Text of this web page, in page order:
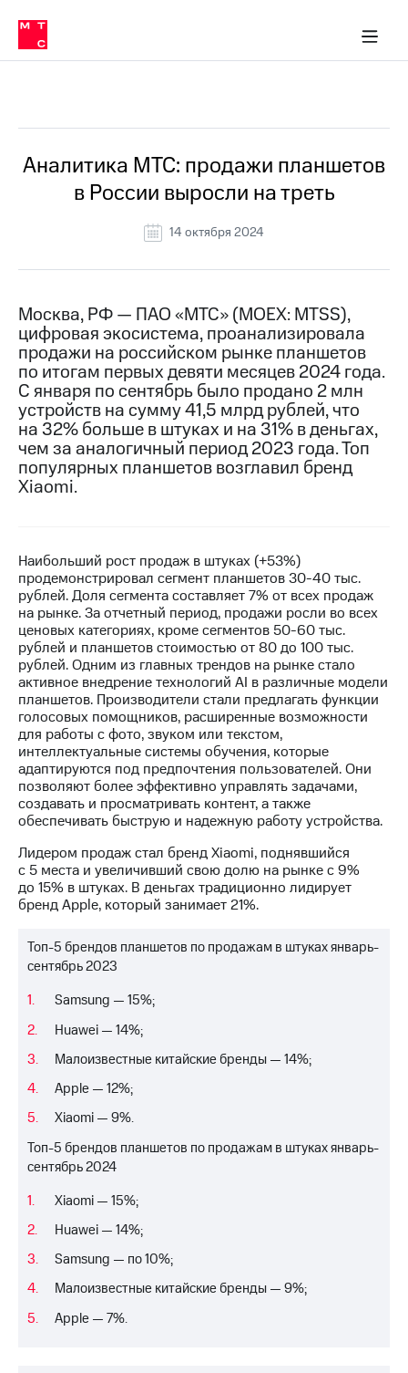
Медиа-центр
и акционерам
Устойчивое развитие
Комплаенс и деловая этика
компании
Карьера
История
компании
Руководство
Контакты
Медиа-центр
Пресс-
релизы
МТС
о технологиях
Достижения
Финансовая
отчетность
Контакты
Новости
в
регионе
и акционерам
Корпоративное
управление
Корпоративный
секретарь
Раскрытие
Информация
акционерам
Документы
ПАО
Собрания
акционеров
Личный
кабинет
акционера
Акционерный
Контроль
и
аудит
Рынок
Описание
приобретения
Порядок
выкупа
акций
Дивиденды
Рынок
в МТС
Пресс-
релизы
о технологиях
Аналитика МТС: продажи планшетов
в России выросли на треть
14 октября 2024
Москва, РФ — ПАО «МТС» (MOEX: MTSS),
цифровая экосистема, проанализировала
продажи на российском рынке планшетов
по итогам первых девяти месяцев 2024 года.
С января по сентябрь было продано 2 млн
устройств на сумму 41,5 млрд рублей, что
на 32% больше в штуках и на 31% в деньгах,
чем за аналогичный период 2023 года. Топ
популярных планшетов возглавил бренд
Xiaomi.
Наибольший рост продаж в штуках (+53%)
продемонстрировал сегмент планшетов 30-40 тыс.
рублей. Доля сегмента составляет 7% от всех продаж
на рынке. За отчетный период, продажи росли во всех
ценовых категориях, кроме сегментов 50-60 тыс.
рублей и планшетов стоимостью от 80 до 100 тыс.
рублей. Одним из главных трендов на рынке стало
активное внедрение технологий AI в различные модели
планшетов. Производители стали предлагать функции
голосовых помощников, расширенные возможности
для работы с фото, звуком или текстом,
интеллектуальные системы обучения, которые
адаптируются под предпочтения пользователей. Они
позволяют более эффективно управлять задачами,
создавать и просматривать контент, а также
обеспечивать быструю и надежную работу устройства.
Лидером продаж стал бренд Xiaomi, поднявшийся
с 5 места и увеличивший свою долю на рынке с 9%
до 15% в штуках. В деньгах традиционно лидирует
бренд Apple, который занимает 21%.
Топ-5 брендов планшетов по продажам в штуках январь-
сентябрь 2023
Samsung — 15%;
Huawei — 14%;
Малоизвестные китайские бренды — 14%;
Apple — 12%;
Xiaomi — 9%.
Топ-5 брендов планшетов по продажам в штуках январь-
сентябрь 2024
Xiaomi — 15%;
Huawei — 14%;
Samsung — по 10%;
Малоизвестные китайские бренды — 9%;
Apple — 7%.